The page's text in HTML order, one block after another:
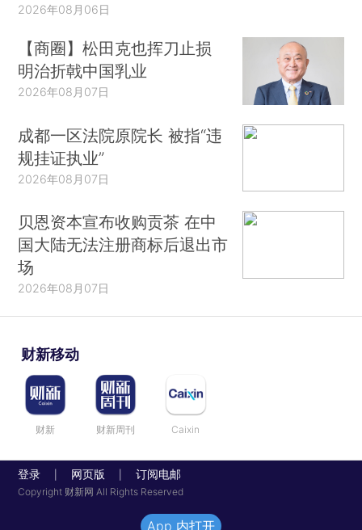
2026年08月06日
【商圈】松田克也挥刀止损
明治折戟中国乳业
2026年08月07日
成都一区法院原院长 被指“违
规挂证执业”
2026年08月07日
贝恩资本宣布收购贡茶 在中
国大陆无法注册商标后退出市
场
2026年08月07日
财新移动
财新 财新周刊 Caixin
登录 网页版 订阅电邮
Copyright 财新网 All Rights Reserved
App 内打开